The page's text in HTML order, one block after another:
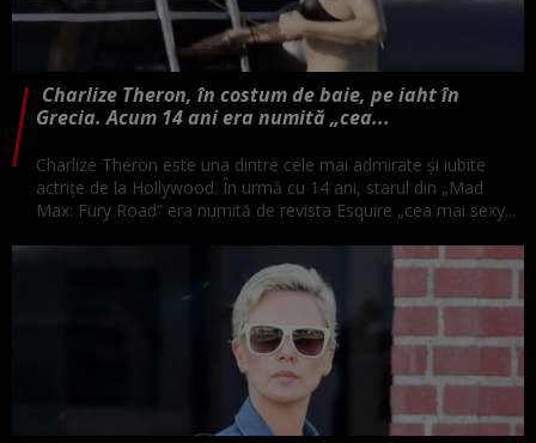
Charlize Theron, în costum de baie, pe iaht în
Grecia. Acum 14 ani era numită „cea...
Charlize Theron este una dintre cele mai admirate și iubite
actrițe de la Hollywood. În urmă cu 14 ani, starul din „Mad
Max: Fury Road” era numită de revista Esquire „cea mai sexy...